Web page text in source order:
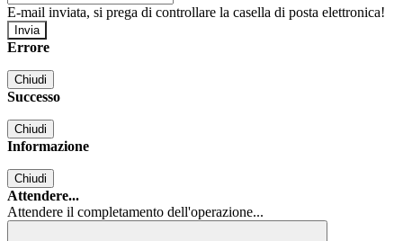
E-mail inviata, si prega di controllare la casella di posta elettronica!
Errore
Chiudi
Successo
Chiudi
Informazione
Chiudi
Attendere...
Attendere il completamento dell'operazione...